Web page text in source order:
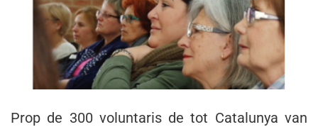
Prop de 300 voluntaris de tot Catalunya van